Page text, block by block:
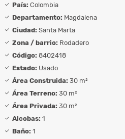
País: Colombia
Departamento: Magdalena
Ciudad: Santa Marta
Zona / barrio: Rodadero
Código: 8402418
Estado: Usado
Área Construida: 30 m²
Área Terreno: 30 m²
Área Privada: 30 m²
Alcobas: 1
Baño: 1